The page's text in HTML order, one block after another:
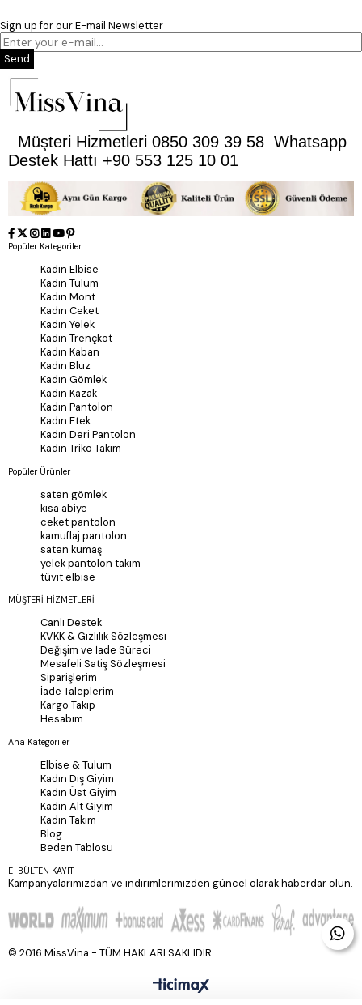
Sign up for our E-mail Newsletter
Send
Müşteri Hizmetleri 0850 309 39 58 Whatsapp
Destek Hattı +90 553 125 10 01
Popüler Kategoriler
Kadın Elbise
Kadın Tulum
Kadın Mont
Kadın Ceket
Kadın Yelek
Kadın Trençkot
Kadın Kaban
Kadın Bluz
Kadın Gömlek
Kadın Kazak
Kadın Pantolon
Kadın Etek
Kadın Deri Pantolon
Kadın Triko Takım
Popüler Ürünler
saten gömlek
kısa abiye
ceket pantolon
kamuflaj pantolon
saten kumaş
yelek pantolon takım
tüvit elbise
MÜŞTERİ HİZMETLERİ
Canlı Destek
KVKK & Gizlilik Sözleşmesi
Değişim ve İade Süreci
Mesafeli Satiş Sözleşmesi
Siparişlerim
İade Taleplerim
Kargo Takip
Hesabım
Ana Kategoriler
Elbise & Tulum
Kadın Dış Giyim
Kadın Üst Giyim
Kadın Alt Giyim
Kadın Takım
Blog
Beden Tablosu
E-BÜLTEN KAYIT
Kampanyalarımızdan ve indirimlerimizden güncel olarak haberdar olun.
© 2016 MissVina - TÜM HAKLARI SAKLIDIR.